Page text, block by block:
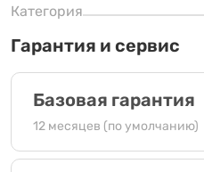
Категория
Гарантия и сервис
Базовая гарантия
12 месяцев (по умолчанию)